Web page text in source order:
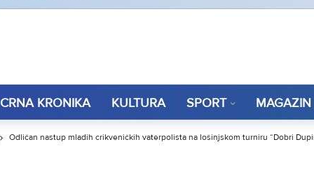
CRNA KRONIKA KULTURA SPORT MAGAZIN
Odličan nastup mladih crikveničkih vaterpolista na lošinjskom turniru “Dobri